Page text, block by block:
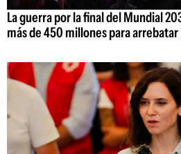
La guerra por la final del Mundial
más de 450 millones para arrebatar